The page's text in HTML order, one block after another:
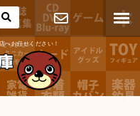
へお任せください！
お問い合わ
せ